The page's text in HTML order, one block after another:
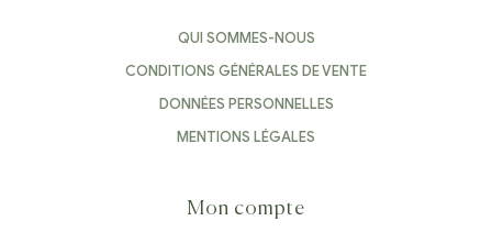
QUI SOMMES-NOUS
CONDITIONS GÉNÉRALES DE VENTE
DONNÉES PERSONNELLES
MENTIONS LÉGALES
Mon compte